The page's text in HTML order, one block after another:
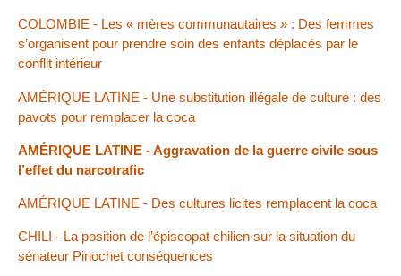
COLOMBIE - Les « mères communautaires » : Des femmes
s’organisent pour prendre soin des enfants déplacés par le
conflit intérieur
AMÉRIQUE LATINE - Une substitution illégale de culture : des
pavots pour remplacer la coca
AMÉRIQUE LATINE - Aggravation de la guerre civile sous
l’effet du narcotrafic
AMÉRIQUE LATINE - Des cultures licites remplacent la coca
CHILI - La position de l’épiscopat chilien sur la situation du
sénateur Pinochet conséquences